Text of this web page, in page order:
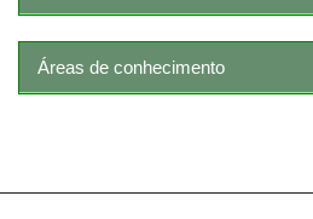
Áreas de conhecimento